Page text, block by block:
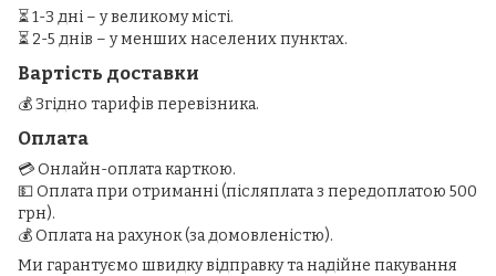
⏳ 1-3 дні – у великому місті.
⏳ 2-5 днів – у менших населених пунктах.
Вартість доставки
💰 Згідно тарифів перевізника.
Оплата
💳 Онлайн-оплата карткою.
💵 Оплата при отриманні (післяплата з передоплатою 500
грн).
💰 Оплата на рахунок (за домовленістю).
Ми гарантуємо швидку відправку та надійне пакування